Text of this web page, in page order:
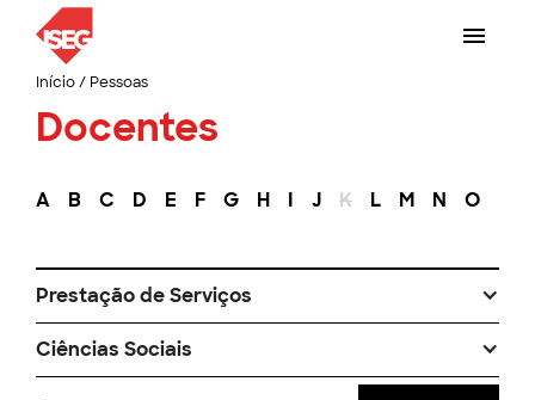
Início/ Pessoas
Docentes
A B C D E F G H I J K L M N O
Prestação de Serviços
Ciências Sociais